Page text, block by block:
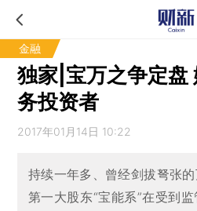
金融
独家|宝万之争定盘
务投资者
2017年01月14日 10:22
持续一年多、曾经剑拔弩张的
第一大股东“宝能系”在受到